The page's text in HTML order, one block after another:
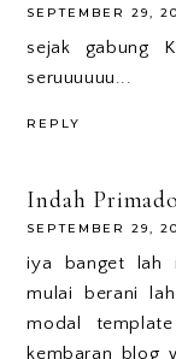
SEPTEMBER 29,
sejak gabung
seruuuuuu...
REPLY
Indah
SEPTEMBER 29,
iya banget lah
mulai berani
modal
kembaran blog